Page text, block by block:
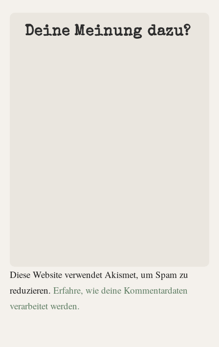
Deine Meinung dazu?
Diese Website verwendet Akismet, um Spam zu
reduzieren. Erfahre, wie deine Kommentardaten
verarbeitet werden.